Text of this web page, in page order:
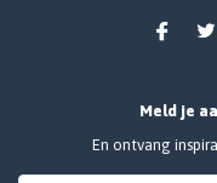
Meld je
En ontvang